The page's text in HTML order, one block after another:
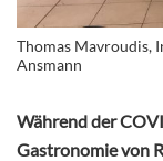
Thomas Mavroudis,
Ansmann
Während der
Gastronomie von